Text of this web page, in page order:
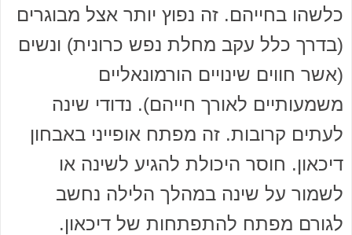
כלשהו בחייהם. זה נפוץ יותר אצל מבוגרים
(בדרך כלל עקב מחלת נפש כרונית) ונשים
(אשר חווים שינויים הורמונאליים
משמעותיים לאורך חייהם). נדודי שינה
לעתים קרובות. זה מפתח אופייני באבחון
דיכאון. חוסר היכולת להגיע לשינה או
לשמור על שינה במהלך הלילה נחשב
לגורם מפתח להתפתחות של דיכאון.